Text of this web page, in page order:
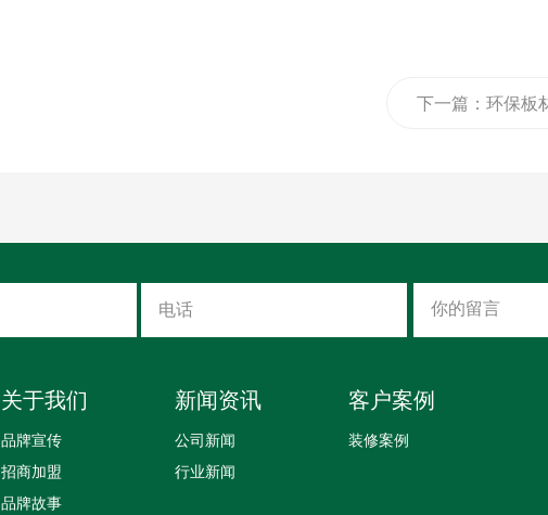
下一篇： 环保板
关于我们
品牌宣传
招商加盟
品牌故事
新闻资讯
公司新闻
行业新闻
客户案例
装修案例